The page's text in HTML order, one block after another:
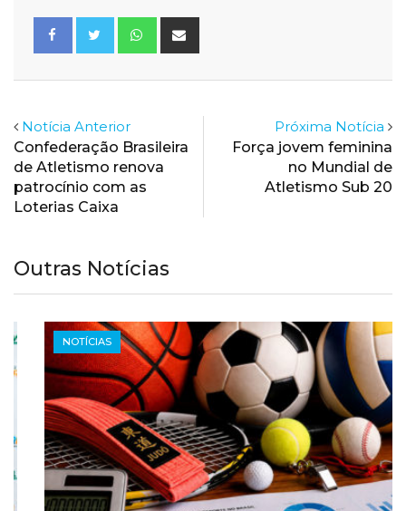
Whatsapp
Notícia Anterior
Confederação Brasileira
de Atletismo renova
patrocínio com as
Loterias Caixa
Próxima Notícia
Força jovem feminina
no Mundial de
Atletismo Sub 20
Outras Notícias
NOTÍCIAS